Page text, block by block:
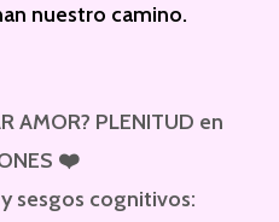
nuestro camino.
AMOR? PLENITUD en
❤️
sesgos cognitivos: